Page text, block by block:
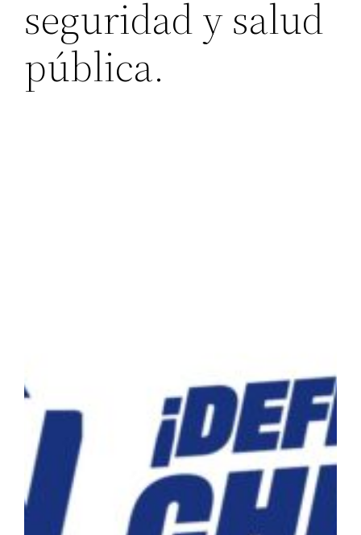
seguridad y salud
pública.